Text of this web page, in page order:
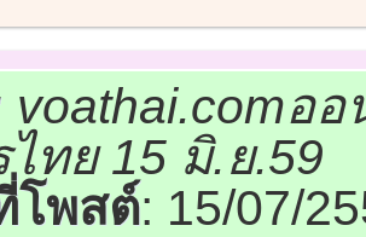
voathai.comอ
ทย 15 มิ.ย.59
โพสต์: 15/07/